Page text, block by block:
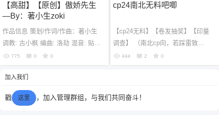
【高甜】【原创】傲娇先生
—By：著小生zoki
作品信息 策划/作词/作曲：著小生
调教: 古小枫 编曲: 洛劫 混音: 贴心
的棉花p 曲绘: En PV: 浮 字设：阿
775 0 0
cp24南北无料吧唧
【cp24无料】【卷发抽奖】【印量
调查】 （南北cp向，若踩雷致
歉。）约了一对南北无料吧唧在cp2
444 2 0
加入我们
戳 这里 ，加入管理群组，与我们共同奋斗！